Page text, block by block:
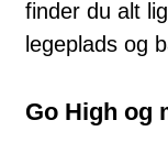
finder du alt
legeplads og
Go High og